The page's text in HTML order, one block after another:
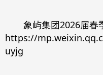
象屿集团2026届春
https://
uyjg